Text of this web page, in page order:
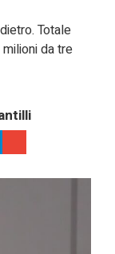
Totale
da tre